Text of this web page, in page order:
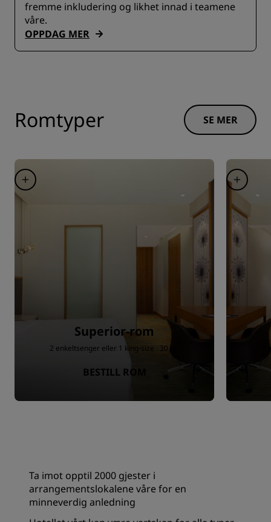
fremme inkludering og likhet innad i teamene
våre.
OPPDAG MER
Romtyper SE MER
Superior-rom
2 enkeltsenger eller 1 king-size · 30 m²
BESTILL ROM
Ta imot opptil 2000 gjester i
arrangementslokalene våre for en
minneverdig anledning